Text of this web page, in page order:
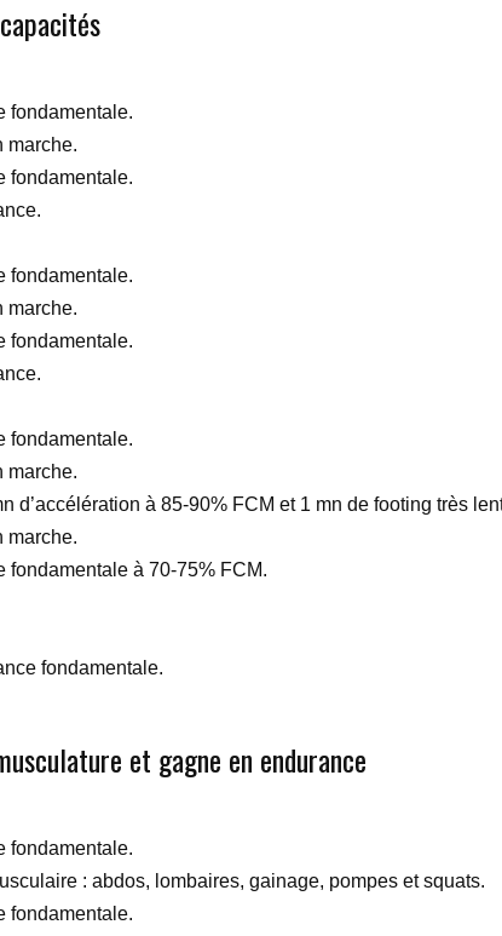
fondamentale.
marche.
fondamentale.
fondamentale.
marche.
fondamentale.
fondamentale.
marche.
d’accélération à 85-90% FCM et 1 mn de footing très
marche.
fondamentale à 70-75% FCM.
fondamentale.
et gagne en endurance
fondamentale.
: abdos, lombaires, gainage, pompes et squats.
fondamentale.